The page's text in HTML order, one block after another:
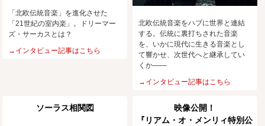
「北欧伝統音楽」を進化させた
「21世紀の室内楽」。ドリーマー
ズ・サーカスとは？
→インタビュー記事はこちら
北欧伝統音楽をハブに世界と連結
する。伝統に裏打ちされた音楽
を、いかに現代に生きる音楽とし
て響かせ、次世代へと継承してい
くか――
→インタビュー記事はこちら
ソーラス相関図
映像公開！
『リアム・オ・メンリィ特別公